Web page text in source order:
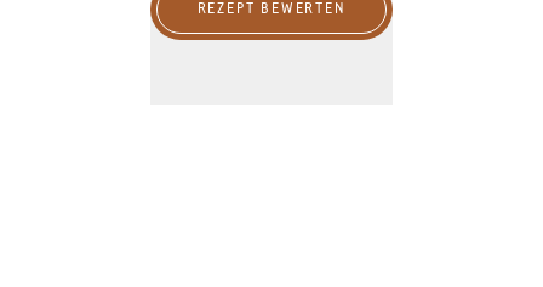
REZEPT BEWERTEN